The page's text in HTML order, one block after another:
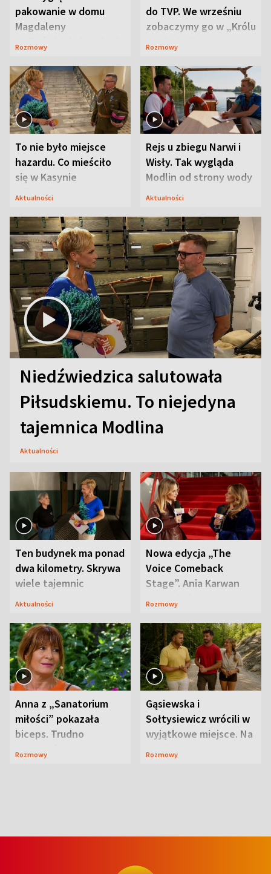
pakowanie w domu
Magdaleny
Waligórskiej-Lisieckiej.
Rozmowy
do TVP. We wrześniu
zobaczymy go w „Królu
Maciusiu I”
Rozmowy
To nie było miejsce
hazardu. Co mieściło
się w Kasynie
Oficerskim?
Aktualności
Rejs u zbiegu Narwi i
Wisły. Tak wygląda
Modlin od strony wody
Aktualności
Niedźwiedzica salutowała
Piłsudskiemu. To niejedyna
tajemnica Modlina
Aktualności
Ten budynek ma ponad
dwa kilometry. Skrywa
wiele tajemnic
Aktualności
Nowa edycja „The
Voice Comeback
Stage”. Ania Karwan
zapowiada
Rozmowy
Anna z „Sanatorium
miłości” pokazała
biceps. Trudno
uwierzyć, co przeszła
Rozmowy
Gąsiewska i
Sołtysiewicz wrócili w
wyjątkowe miejsce. Na
szlaku czekał
Rozmowy